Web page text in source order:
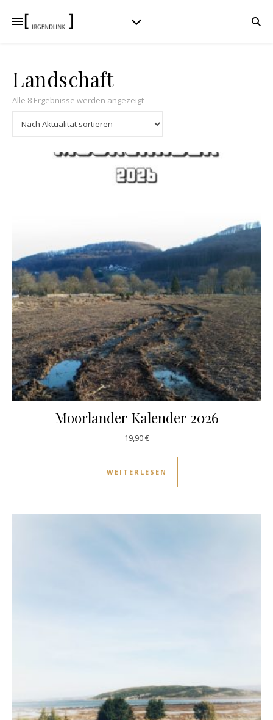
Landschaft
Alle 8 Ergebnisse werden angezeigtNach Aktualität sortiert
Moorlander Kalender 2026
19,90€
WEITERLESEN